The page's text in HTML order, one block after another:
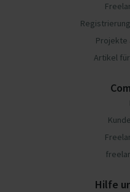
Projekte
Artikel
Hilfe